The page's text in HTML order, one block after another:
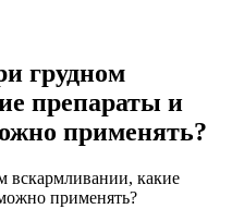
грудном
препараты и
применять?